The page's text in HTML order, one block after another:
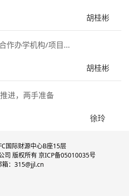
胡桂彬
作办学机构/项目...
胡桂彬
进，两手准备
徐玲
国际财源中心B座15层
司 版权所有 京ICP备05010035号
：315@jjl.cn